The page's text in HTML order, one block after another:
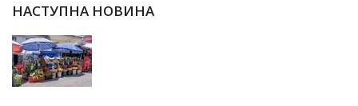
НАСТУПНА НОВИНА